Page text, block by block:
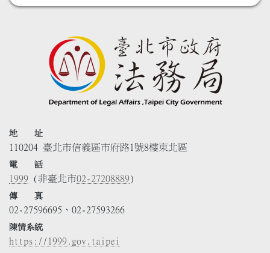
地 址
110204 臺北市信義區市府路1號8樓東北區
電 話
1999 (非臺北市02-27208889)
傳 真
02-27596695、02-27593266
陳情系統
https://1999.gov.taipei